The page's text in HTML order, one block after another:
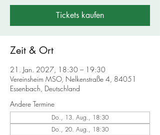
Tickets kaufen
Zeit & Ort
21. Jan. 2027, 18:30 – 19:30
Vereinsheim MSO, Nelkenstraße 4, 84051
Essenbach, Deutschland
Andere Termine
Do., 13. Aug., 18:30
Do., 20. Aug., 18:30